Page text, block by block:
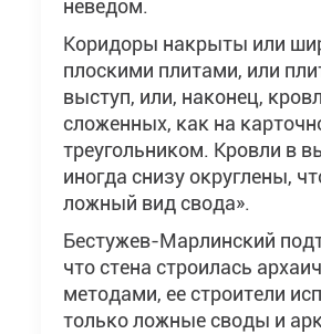
неведом.
Коридоры накрыты или
плоскими плитами, или
выступ, или, наконец,
сложенных, как на
треугольником. Кровли в
иногда снизу округлены,
ложный вид свода».
Бестужев-Марлинский
что стена строилась
методами, ее строители
только ложные своды и